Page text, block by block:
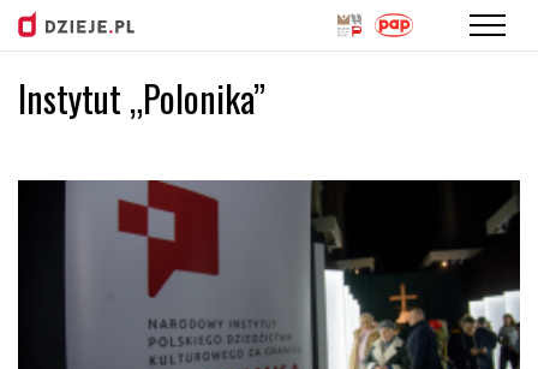
Instytut „Polonika”